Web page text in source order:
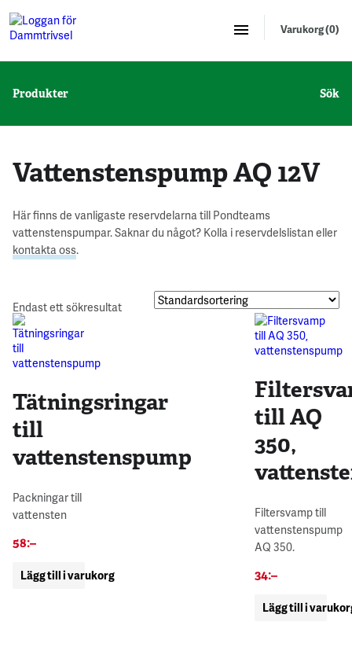
Varukorg (0)
Produkter Sök
Vattenstenspump AQ 12V
Här finns de vanligaste reservdelarna till Pondteams
vattenstenspumpar. Saknar du något? Kolla i reservdelslistan eller
kontakta oss.
Endast ett sökresultat
Tätningsringar
till
vattenstenspump
Packningar till
vattensten
58:–
Lägg till i varukorg
till AQ
350,
Filtersvamp till
vattenstenspump
AQ 350.
34:–
Lägg till i